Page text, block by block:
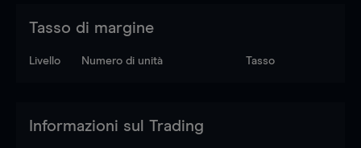
Tasso di margine
Livello Numero di unità Tasso
Informazioni sul Trading